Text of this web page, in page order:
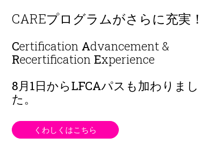
CAREプログラムがさらに充実！
Certification Advancement &
Recertification Experience
8月1日からLFCAパスも加わりまし
た。
くわしくはこちら